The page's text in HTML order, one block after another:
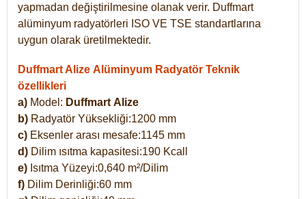
yapmadan değiştirilmesine olanak verir. Duffmart
alüminyum radyatörleri ISO VE TSE standartlarına
uygun olarak üretilmektedir.
Duffmart Alize Alüminyum Radyatör Teknik
özellikleri
a) Model: Duffmart Alize
b) Radyatör Yüksekliği:1200 mm
c) Eksenler arası mesafe:1145 mm
d) Dilim ısıtma kapasitesi:190 Kcall
e) Isıtma Yüzeyi:0,640 m²/Dilim
f) Dilim Derinliği:60 mm